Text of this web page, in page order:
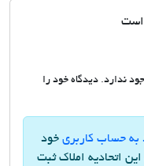
است
ندارد. دیدگاه خود را
به حساب کاربری خود
این اتحادیه املاک ثبت